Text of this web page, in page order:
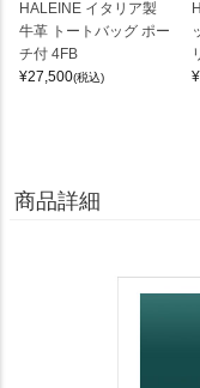
HALEINE イタリア製
牛革 トートバッグ ポー
チ付 4FB
¥27,500(税込)
¥
商品詳細